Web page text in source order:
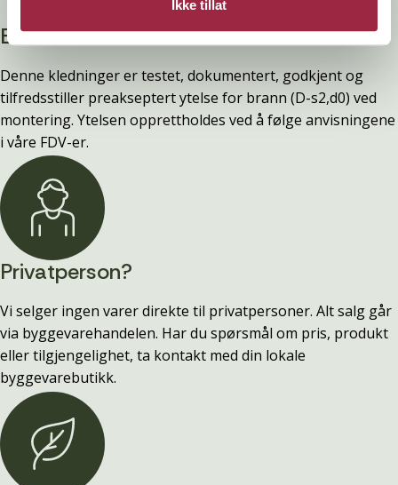
Ikke tillat
Branntestet
Denne kledninger er testet, dokumentert, godkjent og
tilfredsstiller preakseptert ytelse for brann (D-s2,d0) ved
montering. Ytelsen opprettholdes ved å følge anvisningene
i våre FDV-er.
Privatperson?
Vi selger ingen varer direkte til privatpersoner. Alt salg går
via byggevarehandelen. Har du spørsmål om pris, produkt
eller tilgjengelighet, ta kontakt med din lokale
byggevarebutikk.